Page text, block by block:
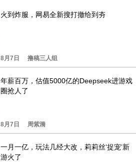
火到炸服，网易全新搜打撤给到夯
8月7日 撸稿三人组
年薪百万，估值5000亿的Deepseek进游戏
圈抢人了
8月7日 周紫漪
一月一亿，玩法几经大改，莉莉丝‘捉宠’新
游火了